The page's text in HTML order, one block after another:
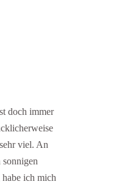
doch immer
viel. An
sonnigen
habe ich mich